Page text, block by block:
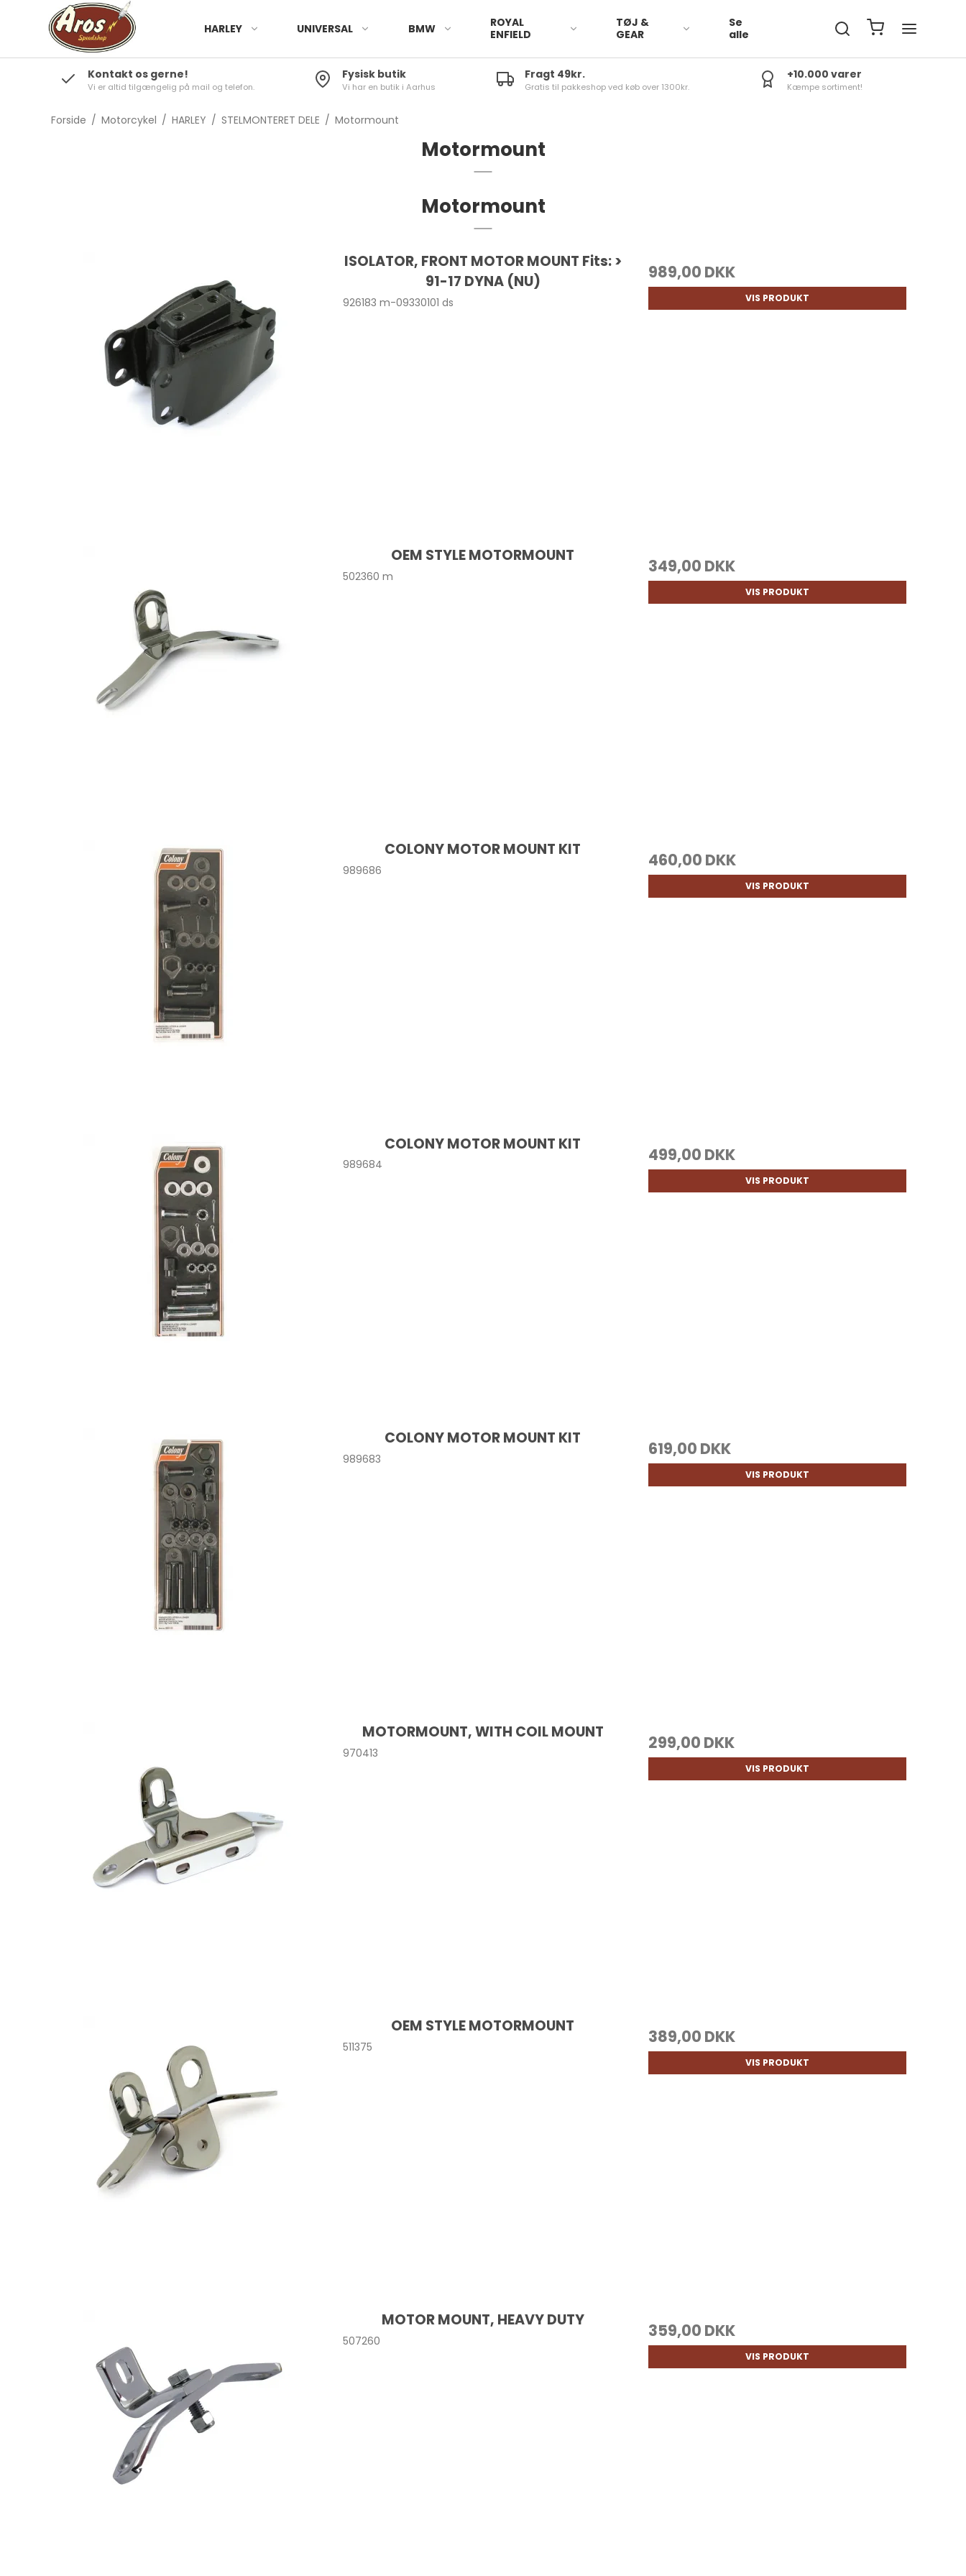
HARLEY UNIVERSAL BMW
ROYAL
ENFIELD
TØJ &
GEAR
Se
alle
Kontakt os gerne!
Vi er altid tilgængelig på mail og telefon.
Fysisk butik
Vi har en butik i Aarhus
Fragt 49kr.
Gratis til pakkeshop ved køb over 1300kr.
+10.000 varer
Kæmpe sortiment!
Forside / Motorcykel / HARLEY / STELMONTERET DELE / Motormount
Motormount
Motormount
ISOLATOR, FRONT MOTOR MOUNT Fits: >
91-17 DYNA (NU)
926183 m-09330101 ds
989,00 DKK
VIS PRODUKT
OEM STYLE MOTORMOUNT
502360 m 349,00 DKK
VIS PRODUKT
COLONY MOTOR MOUNT KIT
989686 460,00 DKK
VIS PRODUKT
COLONY MOTOR MOUNT KIT
989684 499,00 DKK
VIS PRODUKT
COLONY MOTOR MOUNT KIT
989683 619,00 DKK
VIS PRODUKT
MOTORMOUNT, WITH COIL MOUNT
970413 299,00 DKK
VIS PRODUKT
OEM STYLE MOTORMOUNT
511375 389,00 DKK
VIS PRODUKT
MOTOR MOUNT, HEAVY DUTY
507260 359,00 DKK
VIS PRODUKT